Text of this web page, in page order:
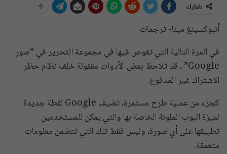
شارك
أنبوكسينغ مينا- ترجمات
في المرة التالية التي تغوص فيها في مجموعة التحرير في “صور
Google” ، قد تلاحظ بعض الأدوات مقفولة خلف نظام حظر
الاشتراك غير المدفوع.
كجزء من عملية طرح مستمرة، تضيف Google لقطة جديدة
لميزة البوب ​​الملونة الخاصة بها والتي يمكن للمستخدمين
تطبيقها على أي صورة، وليس فقط تلك التي تتضمن معلومات
متعمقة.